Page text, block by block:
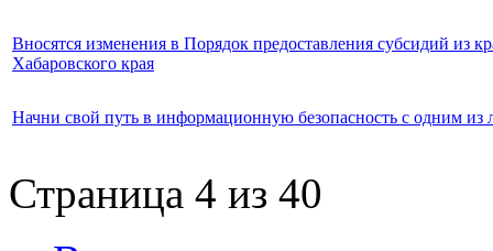
Вносятся изменения в Порядок предоставления субсидий из
Хабаровского края
Начни свой путь в информационную безопасность с одним
Страница 4 из 40